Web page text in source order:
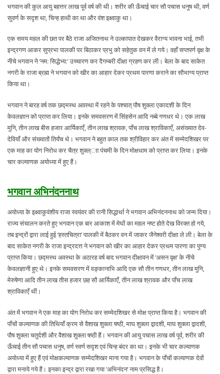
भगवान की कुल आयु बहत्तर लाख पूर्व वर्ष की थी। शरीर की ऊँचाई चार सौ पचास धनुष थी, वर्ण
सुवर्ण के सदृश था, चिन्ह हाथी का था और वंश इक्ष्वाकु था।
एक समय महल की छत पर बैठे राजा अजितनाथ ने उल्कापात देखकर वैराग्य भावना भाई, तभी
इन्द्रगण आकर सुप्रभा पालकी पर बिठाकर प्रभु को सहेतुक वन में ले गये। वहाँ सप्तपर्ण वृक्ष के
नीचे भगवान ने ‘नम: सिद्धेभ्य:’ उच्चारण कर दैगम्बरी दीक्षा ग्रहण कर ली। बेला के बाद साकेत
नगरी के राजा ब्रह्म ने भगवान को खीर का आहार देकर प्रथम पारणा कराने का सौभाग्य प्राप्त
किया था।
भगवान ने बारह वर्ष तक छद्मस्थ अवस्था में रहने के पश्चात् पौष शुक्ला एकादशी के दिन
केवलज्ञान को प्राप्त कर लिया। इनके समवसरण में सिंहसेन आदि नब्बे गणधर थे। एक लाख
मुनि, तीन लाख बीस हजार आर्यिकाएँ, तीन लाख श्रावक, पाँच लाख श्राविकाएँ, असंख्यात देव-
देवियाँ और संख्यातों तिर्यंच थे। भगवान ने बहुत काल तक श्रीविहार कर अंत में सम्मेदशिखर पर
एक माह का योग निरोध कर चैत्र शुक्ल्ाा पंचमी के दिन मोक्षधाम को प्राप्त कर लिया। इनके
चार कल्याणक अयोध्या में हुए हैं।
भगवान अभिनंदननाथ
अयोध्या के इक्ष्वाकुवंशीय राजा स्वयंवर की रानी सिद्धार्था ने भगवान अभिनंदननाथ को जन्म दिया।
राज्य संचालन करते हुए भगवान एक बार आकाश में मेघों का महल नष्ट होते देख विरक्त हो गये,
तब इन्द्रों द्वारा लाई हुई ‘हस्तचित्रा’ पालकी में बैठकर वन में जाकर जैनेश्वरी दीक्षा ले ली। बेला के
बाद साकेत नगरी के राजा इन्द्रदत्त ने भगवान को खीर का आहार देकर प्रथम पारणा का पुण्य
प्राप्त किया। छद्मस्थ अवस्था के अठारह वर्ष बाद भगवान दीक्षावन में ‘असन वृक्ष’ के नीचे
केवलज्ञानी हुए थे। इनके समवसरण में वङ्कानाभि आदि एक सौ तीन गणधर, तीन लाख मुनि,
मेरुषेणा आदि तीन लाख तीस हजार छह सौ आर्यिकाएँ, तीन लाख श्रावक और पाँच लाख
श्राविकाएँ थीं।
अंत में भगवान ने एक माह का योग निरोध कर सम्मेदशिखर से मोक्ष प्राप्त किया है। भगवान की
पाँचों कल्याणक की तिथियाँ क्रम से वैशाख शुक्ला षष्ठी, माघ शुक्ला द्वादशी, माघ शुक्ला द्वादशी,
पौष शुक्ला चतुर्दशी और वैशाख शुक्ला षष्ठी हैं। भगवान की आयु पचास लाख वर्ष पूर्व, शरीर की
ऊँचाई तीन सौ पचास धनुष, वर्ण स्वर्ण सदृश एवं चिन्ह बंदर का था। इनके भी चार कल्याणक
अयोध्या में हुए हैं एवं मोक्षकल्याणक सम्मेदशिखर माना गया है। भगवान के पाँचों कल्याणक देवों
द्वारा मनाये गये हैं। इनका इन्द्र द्वारा रखा गया ‘अभिनंदन’ नाम प्रसिद्ध है।